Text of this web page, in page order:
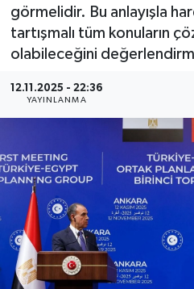
görmelidir. Bu anlayışla
tartışmalı tüm konuların
olabileceğini
12.11.2025 - 22:36
YAYINLANMA
SAĞLIK
KURUMSAL